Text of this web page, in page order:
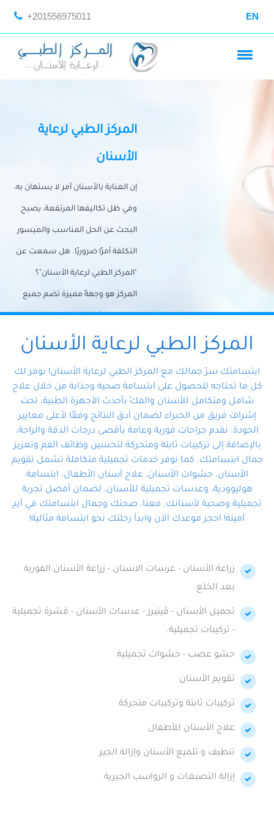
+201556975011 EN
المركز الطبي لرعاية
الأسنان
إن العناية بالأسنان أمر لا يستهان به،
وفي ظل تكاليفها المرتفعة، يصبح
البحث عن الحل المناسب والميسور
التكلفة أمرًا ضروريًا. هل سمعت عن
"المركز الطبي لرعاية الأسنان"؟
المركز هو وجهةً مميزة تضم جميع
احتياجات الأسنان تحت سقف واحد،
وتضمن لك حلاً شاملًا لجميع
المتخصص ذوي الخبرة، ستجد نفسك
في أيد أمينة تلبي احتياجاتك بكل
احترافية ودقة.
المركز الطبي لرعاية الأسنان
ابتسامتك سرّ جمالك مع المركز الطبي لرعاية الأسنان! نوفر لك
كل ما تحتاجه للحصول على ابتسامة صحية وجذابة من خلال علاج
شامل ومتكامل للأسنان والفكّ بأحدث الأجهزة الطبية، تحت
إشراف فريق من الخبراء لضمان أدق النتائج وفقًا لأعلى معايير
الجودة. نقدم جراحات فورية وعامة بأقصى درجات الدقة والراحة،
بالإضافة إلى تركيبات ثابتة ومتحركة لتحسين وظائف الفم وتعزيز
جمال ابتسامتك. كما نوفر خدمات تجميلية متكاملة تشمل تقويم
الأسنان، حشوات الأسنان، علاج أسنان الأطفال، ابتسامة
هوليوودية، وعدسات تجميلية للأسنان، لضمان أفضل تجربة
تجميلية وصحية لأسنانك. معنا، صحتك وجمال ابتسامتك في أيدٍ
أمينة! احجز موعدك الآن وابدأ رحلتك نحو ابتسامة مثالية!
زراعة الأسنان - غرسات الاسنان - زراعة الأسنان الفورية
بعد الخلع.
تجميل الأسنان - ڤينيرز - عدسات الأسنان - قشرة تجميلية
- تركيبات تجميلية.
حشو عصب - حشوات تجميلية
تقويم الأسنان
تركيبات ثابتة وتركيبات متحركة
علاج الأسنان للأطفال
تنظيف و تلميع الأسنان وإزالة الجير
إزالة التصبغات و الرواسب الجيرية